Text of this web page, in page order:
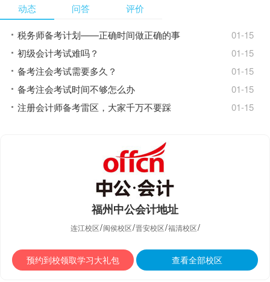
人等职位。 授课风格： 教学严谨细腻、
把晦涩的文字清晰化，深受学生欢迎。
动态 问答 评价
税务师备考计划——正确时间做正确的事
01-15
初级会计考试难吗？
01-15
备考注会考试需要多久？
01-15
备考注会考试时间不够怎么办
01-15
注册会计师备考雷区，大家千万不要踩
01-15
福州中公会计地址
连江校区/闽侯校区/晋安校区/福清校区/
预约到校领取学习大礼包 查看全部校区